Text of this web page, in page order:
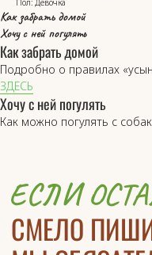
Пол: Девочка
Как забрать домой
Хочу с ней погулять
Как забрать домой
Подробно о правилах
ЗДЕСЬ
Хочу с ней погулять
Как можно погулять с
СЛЕДИТЕ ЗА НАШИМИ
В